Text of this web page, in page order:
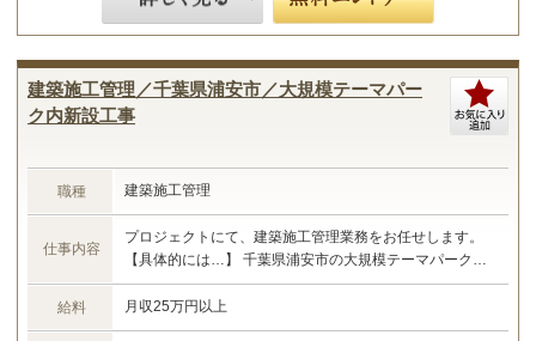
建築施工管理／千葉県浦安市／大規模テーマパー
ク内新設工事
職種 建築施工管理
仕事内容
プロジェクトにて、建築施工管理業務をお任せします。
【具体的には…】 千葉県浦安市の大規模テーマパーク内
新設工事における施工管理業務 ・現場管理全般（原価、
工程、安全、品質） ・予算管理、施工計画 ・現場工事の
取りまとめ ・書類作成 など ☆あなたのご経験やスキル
給料 月収25万円以上